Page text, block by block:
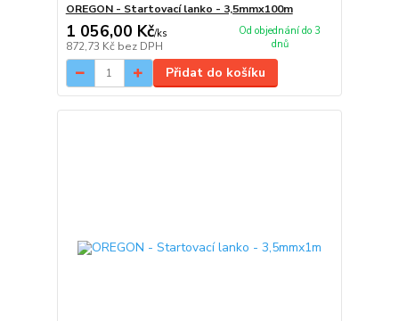
OREGON - Startovací lanko - 3,5mmx100m
1 056,00 Kč/ks
872,73 Kč bez DPH
Od objednání do 3
dnů
Přidat do košíku